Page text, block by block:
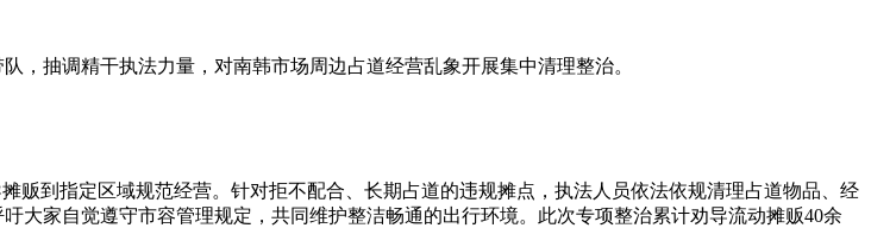
，抽调精干执法力量，对南韩市场周边占道经营乱象开展集中清理整治。
贩到指定区域规范经营。针对拒不配合、长期占道的违规摊点，执法人员依法依规清理占道物品、经
大家自觉遵守市容管理规定，共同维护整洁畅通的出行环境。此次专项整治累计劝导流动摊贩40余